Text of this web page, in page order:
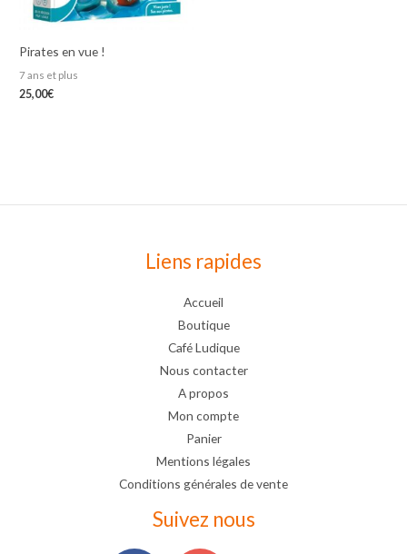
Pirates en vue !
7 ans et plus
25,00€
Liens rapides
Accueil
Boutique
Café Ludique
Nous contacter
A propos
Mon compte
Panier
Mentions légales
Conditions générales de vente
Suivez nous